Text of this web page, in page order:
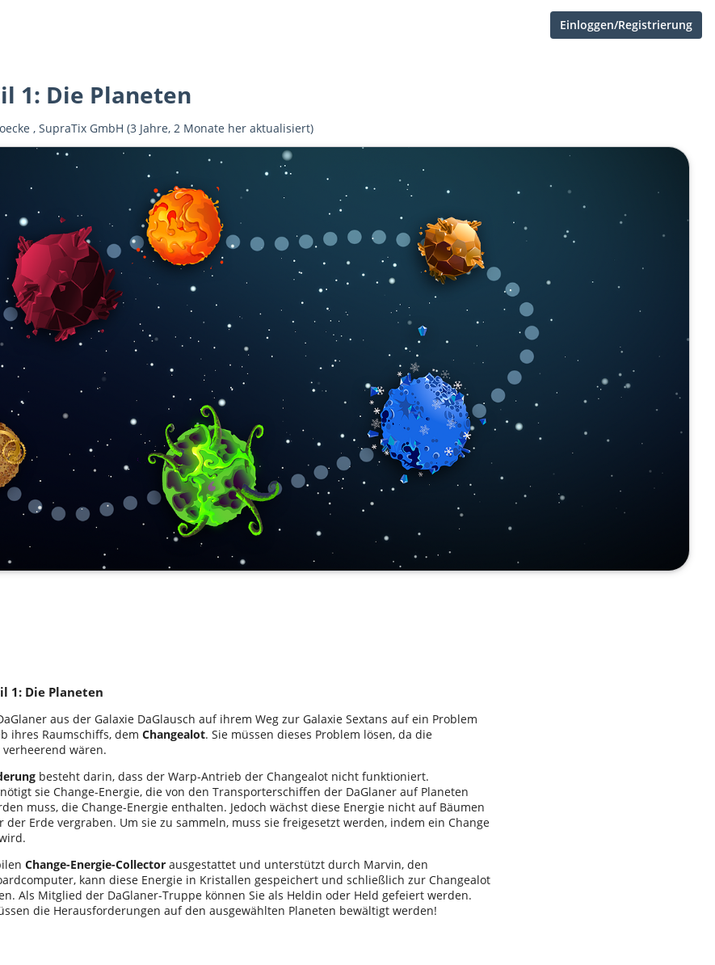
Einloggen/Registrierung
1: Die Planeten
,SupraTix GmbH (3 Jahre, 2 Monate her aktualisiert)
1: Die Planeten
aus der Galaxie DaGlausch auf ihrem Weg zur Galaxie Sextans auf ein Problem
ihres Raumschiffs, dem Changealot. Sie müssen dieses Problem lösen, da die
verheerend wären.
besteht darin, dass der Warp-Antrieb der Changealot nicht funktioniert.
sie Change-Energie, die von den Transporterschiffen der DaGlaner auf Planeten
muss, die Change-Energie enthalten. Jedoch wächst diese Energie nicht auf Bäumen
der Erde vergraben. Um sie zu sammeln, muss sie freigesetzt werden, indem ein Change
Change-Energie-Collector ausgestattet und unterstützt durch Marvin, den
kann diese Energie in Kristallen gespeichert und schließlich zur Changealot
Als Mitglied der DaGlaner-Truppe können Sie als Heldin oder Held gefeiert werden.
die Herausforderungen auf den ausgewählten Planeten bewältigt werden!